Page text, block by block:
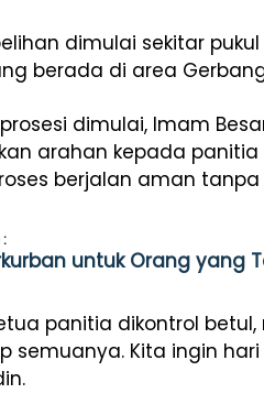
dimulai sekitar
berada di area Gerbang
dimulai, Imam
arahan kepada
berjalan aman tanpa
untuk Orang yang
panitia dikontrol
semuanya. Kita ingin